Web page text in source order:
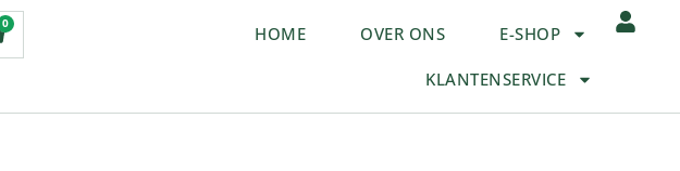
0 HOME OVER ONS E-SHOP
KLANTENSERVICE